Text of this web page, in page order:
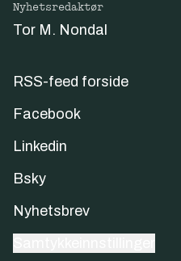
Nyhetsredaktør
Tor M. Nondal
RSS-feed forside
Facebook
Linkedin
Bsky
Nyhetsbrev